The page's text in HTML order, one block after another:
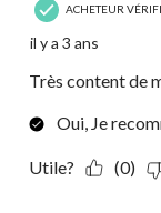
ACHETEUR
il y a 3 ans
Très content de
Oui, Je
Utile? (0)